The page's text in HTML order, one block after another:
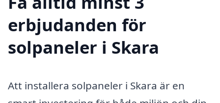
erbjudanden för
solpaneler i Skara
Att installera solpaneler i Skara är en